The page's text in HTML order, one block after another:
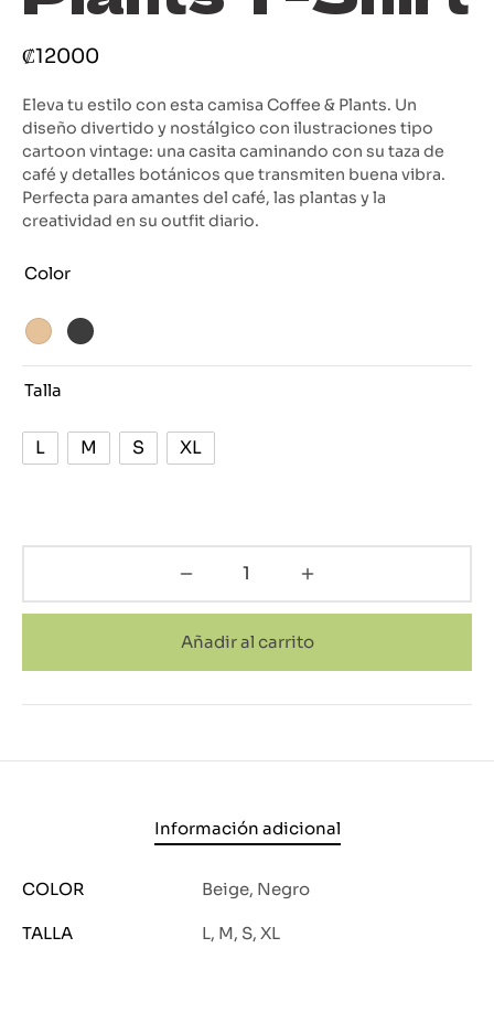
₡12000
Eleva tu estilo con esta camisa Coffee & Plants. Un
diseño divertido y nostálgico con ilustraciones tipo
cartoon vintage: una casita caminando con su taza de
café y detalles botánicos que transmiten buena vibra.
Perfecta para amantes del café, las plantas y la
creatividad en su outfit diario.
Color
Talla
L M S XL
Añadir al carrito
Información adicional
COLOR Beige, Negro
TALLA L, M, S, XL